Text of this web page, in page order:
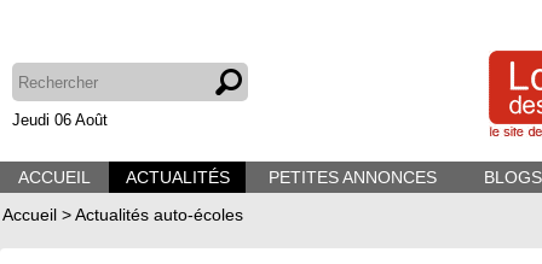
Jeudi 06 Août
ACCUEIL ACTUALITÉS PETITES ANNONCES
Accueil >Actualités auto-écoles